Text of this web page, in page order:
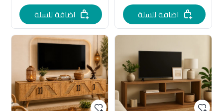
اضافة للسلة اضافة للسلة